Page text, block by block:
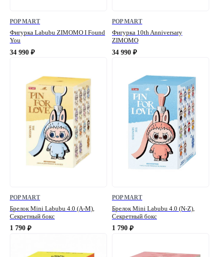
Фигурка Labubu ZIMOMO I Found
You
34 990 ₽
POP MART
Фигурка 10th Anniversary
ZIMOMO
34 990 ₽
POP MART
Брелок Mini Labubu 4.0 (A-M),
Секретный бокс
1 790 ₽
POP MART
Брелок Mini Labubu 4.0 (N-Z),
Секретный бокс
1 790 ₽
POP MART